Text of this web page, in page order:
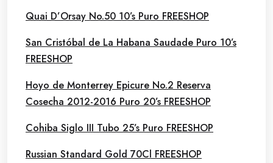
Quai D’Orsay No.50 10’s Puro FREESHOP
San Cristóbal de La Habana Saudade Puro 10’s
FREESHOP
Hoyo de Monterrey Epicure No.2 Reserva
Cosecha 2012-2016 Puro 20’s FREESHOP
Cohiba Siglo III Tubo 25’s Puro FREESHOP
Russian Standard Gold 70Cl FREESHOP